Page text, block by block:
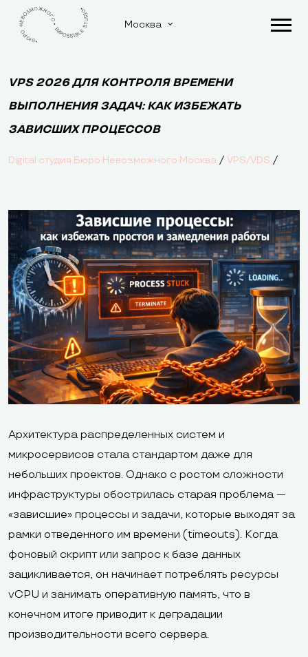
Москва
VPS 2026 ДЛЯ КОНТРОЛЯ ВРЕМЕНИ
ВЫПОЛНЕНИЯ ЗАДАЧ: КАК ИЗБЕЖАТЬ
ЗАВИСШИХ ПРОЦЕССОВ
Digital студия Бюро Невозможного Москва / VPS/VDS /
Архитектура распределенных систем и
микросервисов стала стандартом даже для
небольших проектов. Однако с ростом сложности
инфраструктуры обострилась старая проблема —
«зависшие» процессы и задачи, которые выходят за
рамки отведенного им времени (timeouts). Когда
фоновый скрипт или запрос к базе данных
зацикливается, он начинает потреблять ресурсы
vCPU и занимать оперативную память, что в
конечном итоге приводит к деградации
производительности всего сервера.